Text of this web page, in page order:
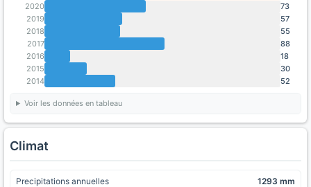
2020
73
2019
57
2018
55
2017
88
2016
18
2015
30
2014
52
Voir les données en tableau
Climat
Precipitations annuelles 1293 mm